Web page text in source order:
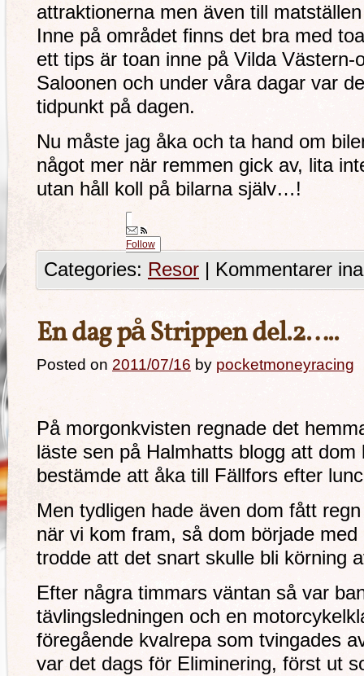
attraktionerna men även till
Inne på området finns det bra med
ett tips är toan inne på Vilda
Saloonen och under våra dagar var
tidpunkt på dagen.
Nu måste jag åka och ta hand om
något mer när remmen gick av, lita
utan håll koll på bilarna själv…!
Follow
Categories: Resor | Kommentarer
En dag på Strippen del.2…..
Posted on 2011/07/16 by pocketmoneyracing
På morgonkvisten regnade det
läste sen på Halmhatts blogg att dom
bestämde att åka till Fällfors efter
Men tydligen hade även dom fått
när vi kom fram, så dom började
trodde att det snart skulle bli
Efter några timmars väntan så var
tävlingsledningen och en
föregående kvalrepa som tvingades
var det dags för Eliminering, först ut